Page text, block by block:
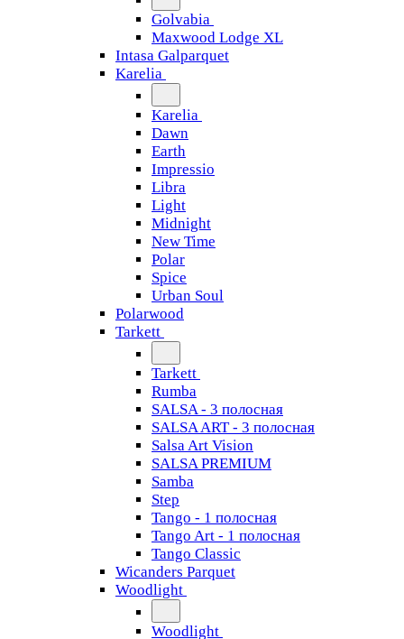
Golvabia
Maxwood Lodge XL
Intasa Galparquet
Karelia
Karelia
Dawn
Earth
Impressio
Libra
Light
Midnight
New Time
Polar
Spice
Urban Soul
Polarwood
Tarkett
Tarkett
Rumba
SALSA - 3 полосная
SALSA ART - 3 полосная
Salsa Art Vision
SALSA PREMIUM
Samba
Step
Tango - 1 полосная
Tango Art - 1 полосная
Tango Classiс
Wicanders Parquet
Woodlight
Woodlight